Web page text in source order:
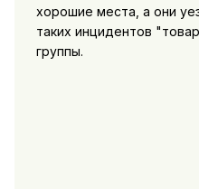
хорошие места, а они
таких инцидентов
группы.